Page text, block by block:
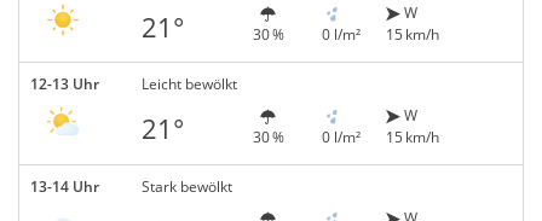
21° 30 % 0 l/m²
W
15 km/h
12-13 Uhr Leicht bewölkt
21° 30 % 0 l/m²
W
15 km/h
13-14 Uhr Stark bewölkt